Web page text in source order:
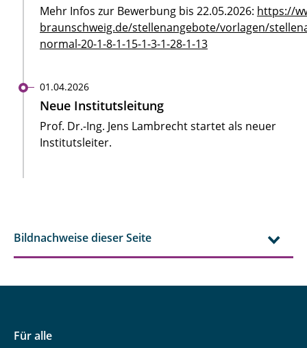
Mehr Infos zur Bewerbung bis 22.05.2026: https://
braunschweig.de/stellenangebote/vorlagen/
normal-20-1-8-1-15-1-3-1-28-1-13
01.04.2026
Neue Institutsleitung
Prof. Dr.-Ing. Jens Lambrecht startet als neuer
Institutsleiter.
Bildnachweise dieser Seite
Für alle